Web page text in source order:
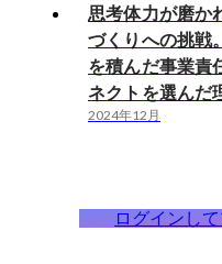
思考体力が磨か
づくりへの挑戦
を積んだ事業責
ネクトを選んだ
2024年12月
ログインし